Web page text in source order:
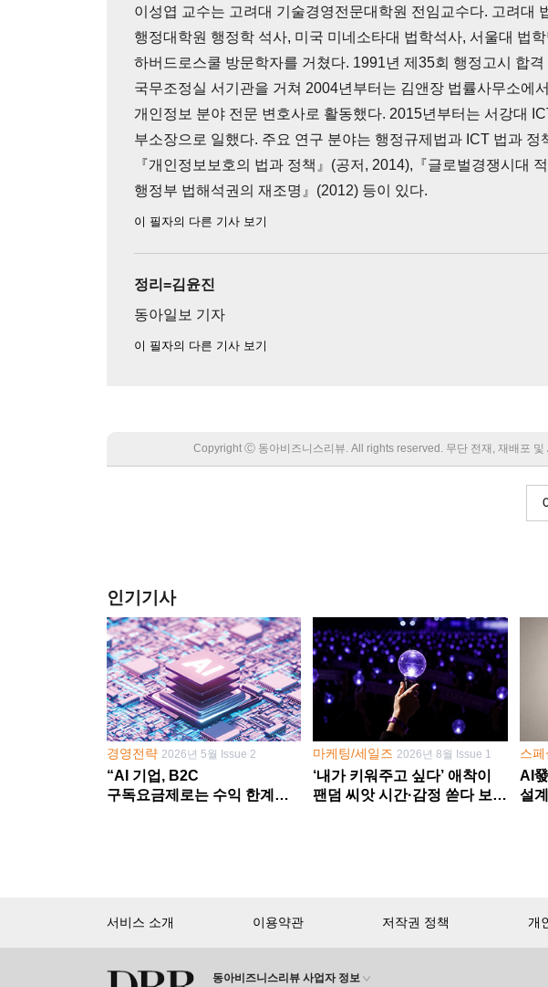
이성엽 교수는 고려대 기술경영전문대학원 전임교수다. 고려대
행정대학원 행정학 석사, 미국 미네소타대 법학석사, 서울대 법
하버드로스쿨 방문학자를 거쳤다. 1991년 제35회 행정고시 합격
국무조정실 서기관을 거쳐 2004년부터는 김앤장 법률사무소에
개인정보 분야 전문 변호사로 활동했다. 2015년부터는 서강대
부소장으로 일했다. 주요 연구 분야는 행정규제법과 ICT 법과 정
『개인정보보호의 법과 정책』(공저, 2014),『글로벌경쟁시대
행정부 법해석권의 재조명』(2012) 등이 있다.
이 필자의 다른 기사 보기
정리=김윤진
동아일보 기자
이 필자의 다른 기사 보기
Copyright Ⓒ 동아비즈니스리뷰. All rights reserved. 무단 전재, 재배포 및
인기기사
경영전략 2026년 5월 Issue 2
“AI 기업, B2C
구독요금제로는 수익 한계
마케팅/세일즈 2026년 8월 Issue 1
‘내가 키워주고 싶다’ 애착이
팬덤 씨앗 시간·감정 쏟다 보면
스페
AI
설계
서비스 소개 이용약관 저작권 정책 개
동아비즈니스리뷰 사업자 정보